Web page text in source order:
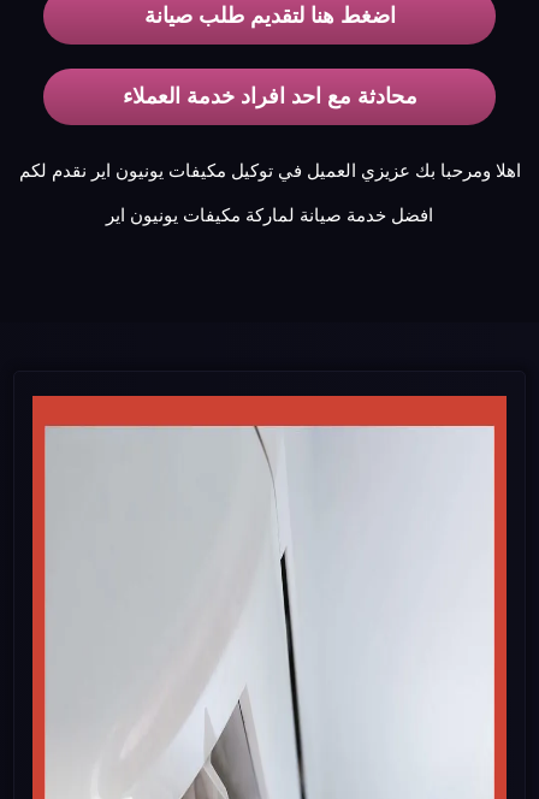
اضغط هنا لتقديم طلب صيانة
محادثة مع احد افراد خدمة العملاء
اهلا ومرحبا بك عزيزي العميل في توكيل مكيفات يونيون اير نقدم لكم
افضل خدمة صيانة لماركة مكيفات يونيون اير